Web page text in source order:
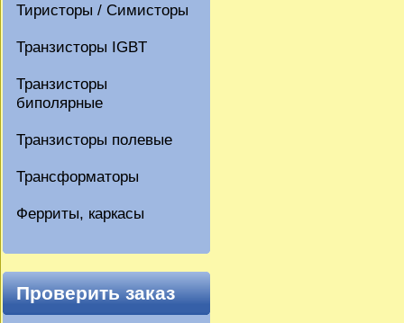
Тиристоры / Симисторы
Транзисторы IGBT
Транзисторы
биполярные
Транзисторы полевые
Трансформаторы
Ферриты, каркасы
Проверить заказ